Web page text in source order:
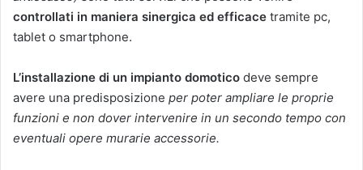
controllati in maniera sinergica ed efficace tramite pc,
tablet o smartphone.
L’installazione di un impianto domotico deve sempre
avere una predisposizione per poter ampliare le proprie
funzioni e non dover intervenire in un secondo tempo con
eventuali opere murarie accessorie.